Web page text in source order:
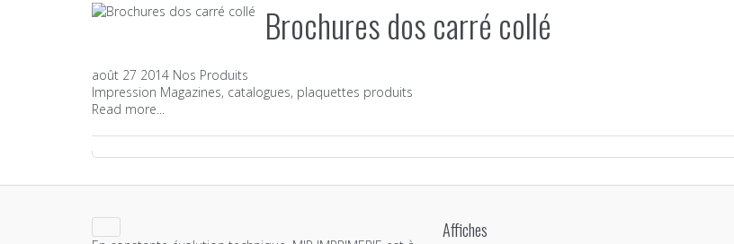
Brochures dos carré collé
août 27 2014 Nos Produits
Impression Magazines, catalogues, plaquettes produits
Read more...
Affiches